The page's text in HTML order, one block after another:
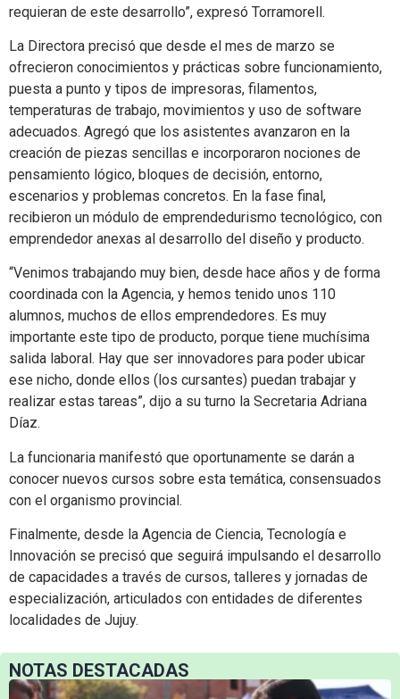
NOTAS DESTACADAS
requieran de este desarrollo”, expresó Torramorell.
La Directora precisó que desde el mes de marzo se
ofrecieron conocimientos y prácticas sobre funcionamiento,
puesta a punto y tipos de impresoras, filamentos,
temperaturas de trabajo, movimientos y uso de software
adecuados. Agregó que los asistentes avanzaron en la
creación de piezas sencillas e incorporaron nociones de
pensamiento lógico, bloques de decisión, entorno,
escenarios y problemas concretos. En la fase final,
recibieron un módulo de emprendedurismo tecnológico, con
emprendedor anexas al desarrollo del diseño y producto.
“Venimos trabajando muy bien, desde hace años y de forma
coordinada con la Agencia, y hemos tenido unos 110
alumnos, muchos de ellos emprendedores. Es muy
importante este tipo de producto, porque tiene muchísima
salida laboral. Hay que ser innovadores para poder ubicar
ese nicho, donde ellos (los cursantes) puedan trabajar y
realizar estas tareas”, dijo a su turno la Secretaria Adriana
Díaz.
La funcionaria manifestó que oportunamente se darán a
conocer nuevos cursos sobre esta temática, consensuados
con el organismo provincial.
Finalmente, desde la Agencia de Ciencia, Tecnología e
Innovación se precisó que seguirá impulsando el desarrollo
de capacidades a través de cursos, talleres y jornadas de
especialización, articulados con entidades de diferentes
localidades de Jujuy.